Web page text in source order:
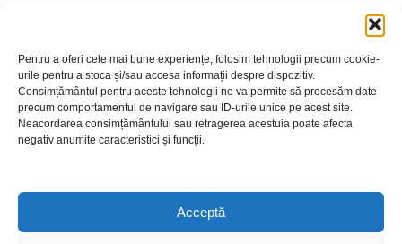
Pentru a oferi cele mai bune experiențe, folosim tehnologii precum cookie-
urile pentru a stoca și/sau accesa informații despre dispozitiv.
Consimțământul pentru aceste tehnologii ne va permite să procesăm date
precum comportamentul de navigare sau ID-urile unice pe acest site.
Neacordarea consimțământului sau retragerea acestuia poate afecta
negativ anumite caracteristici și funcții.
Acceptă
Politica de Confidențialitate
Politica de cookies
Setări Cookie-uri
Contact